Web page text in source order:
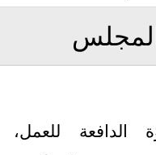
الدافعة للعمل،